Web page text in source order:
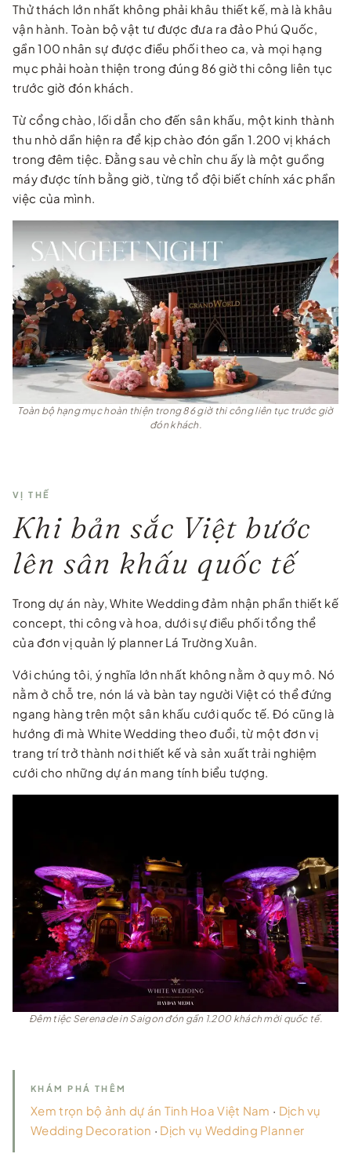
Thử thách lớn nhất không phải khâu thiết kế, mà là khâu
vận hành. Toàn bộ vật tư được đưa ra đảo Phú Quốc,
gần 100 nhân sự được điều phối theo ca, và mọi hạng
mục phải hoàn thiện trong đúng 86 giờ thi công liên tục
trước giờ đón khách.
Từ cổng chào, lối dẫn cho đến sân khấu, một kinh thành
thu nhỏ dần hiện ra để kịp chào đón gần 1.200 vị khách
trong đêm tiệc. Đằng sau vẻ chỉn chu ấy là một guồng
máy được tính bằng giờ, từng tổ đội biết chính xác phần
việc của mình.
Toàn bộ hạng mục hoàn thiện trong 86 giờ thi công liên tục trước giờ
đón khách.
VỊ THẾ
Khi bản sắc Việt bước
lên sân khấu quốc tế
Trong dự án này, White Wedding đảm nhận phần thiết kế
concept, thi công và hoa, dưới sự điều phối tổng thể
của đơn vị quản lý planner Lá Trường Xuân.
Với chúng tôi, ý nghĩa lớn nhất không nằm ở quy mô. Nó
nằm ở chỗ tre, nón lá và bàn tay người Việt có thể đứng
ngang hàng trên một sân khấu cưới quốc tế. Đó cũng là
hướng đi mà White Wedding theo đuổi, từ một đơn vị
trang trí trở thành nơi thiết kế và sản xuất trải nghiệm
cưới cho những dự án mang tính biểu tượng.
Đêm tiệc Serenade in Saigon đón gần 1.200 khách mời quốc tế.
KHÁM PHÁ THÊM
Xem trọn bộ ảnh dự án Tinh Hoa Việt Nam · Dịch vụ
Wedding Decoration · Dịch vụ Wedding Planner